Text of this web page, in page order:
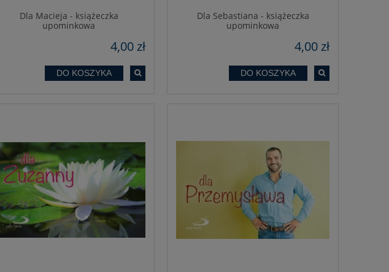
Dla Macieja - książeczka
upominkowa
4,00 zł
DO KOSZYKA
Dla Sebastiana - książeczka
upominkowa
4,00 zł
DO KOSZYKA